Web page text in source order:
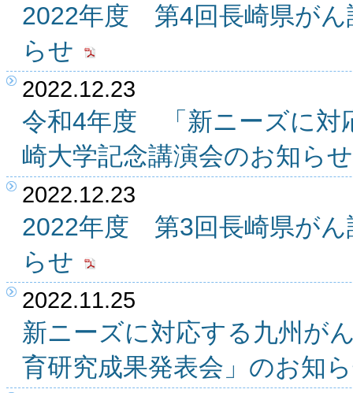
2022年度 第4回長崎県がん
らせ
2022.12.23
令和4年度 「新ニーズに対
崎大学記念講演会のお知らせ
2022.12.23
2022年度 第3回長崎県がん
らせ
2022.11.25
新ニーズに対応する九州が
育研究成果発表会」のお知